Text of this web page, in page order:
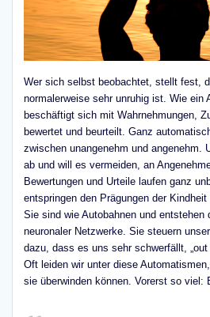
Wer sich selbst beobachtet, stellt fest,
normalerweise sehr unruhig ist. Wie ein
beschäftigt sich mit Wahrnehmungen,
bewertet und beurteilt. Ganz
zwischen unangenehm und angenehm.
ab und will es vermeiden, an
Bewertungen und Urteile laufen ganz
entspringen den Prägungen der
Sie sind wie Autobahnen und entstehen
neuronaler Netzwerke. Sie steuern
dazu, dass es uns sehr schwerfällt, „out
Oft leiden wir unter diese
sie überwinden können. Vorerst so viel: